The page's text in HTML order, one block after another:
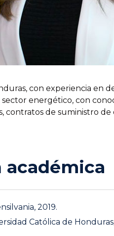
con experiencia en
sector energético, con
contratos de suministro
académica
2019.
Católica de Honduras,